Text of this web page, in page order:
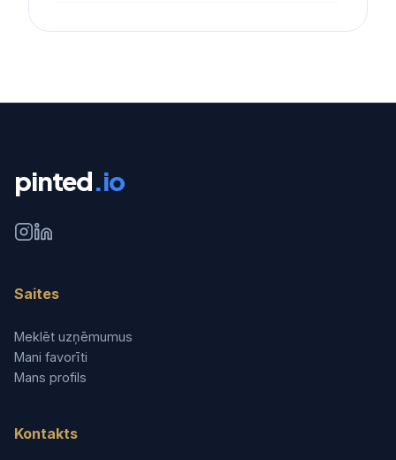
pinted.io
Saites
Meklēt uzņēmumus
Mani favorīti
Mans profils
Kontakts